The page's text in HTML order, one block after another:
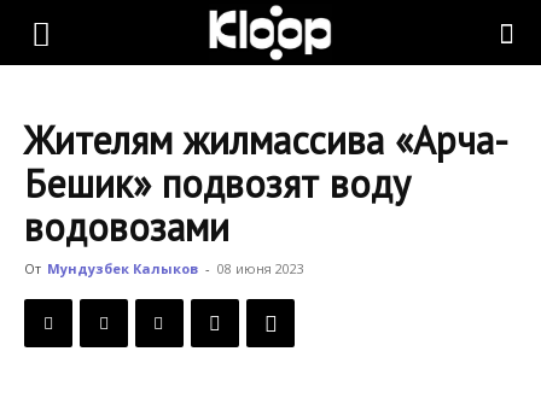
KLOOP.KG
Новости
Кыргызстана
Жителям жилмассива «Арча-
Бешик» подвозят воду
водовозами
От Мундузбек Калыков - 08 июня 2023